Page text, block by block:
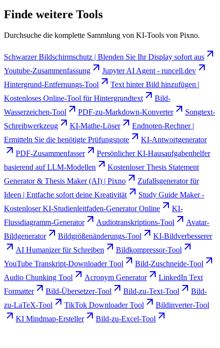
Finde weitere Tools
Durchsuche die komplette Sammlung von KI-Tools von Pixno.
Schwarzer Bildschirmschutz | Blenden Sie Ihr Display sofort aus
Youtube-Zusammenfassung
Jupyter AI Agent - runcell.dev
Hintergrund-Entfernungs-Tool
Text hinter Bild hinzufügen |
Kostenloses Online-Tool für Hintergrundtext
Bild-
Wasserzeichen-Tool
PDF-zu-Markdown-Konverter
Songtext-
Schreibwerkzeug
KI-Mathe-Löser
Endnoten-Rechner |
Ermitteln Sie die benötigte Prüfungsnote
KI-Antwortgenerator
PDF-Zusammenfasser
Persönlicher KI-Hausaufgabenhelfer
basierend auf LLM-Modellen
Kostenloser Thesis Statement
Generator & Thesis Maker (AI) | Pixno
Zufallsgenerator für
Ideen | Entfache sofort deine Kreativität
Study Guide Maker -
Kostenloser KI-Studienleitfaden-Generator Online
KI-
Flussdiagramm-Generator
Audiotranskriptions-Tool
Avatar-
Bildgenerator
Bildgrößenänderungs-Tool
KI-Bildverbesserer
AI Humanizer für Schreiben
Bildkompressor-Tool
YouTube Transkript-Downloader Tool
Bild-Zuschneide-Tool
Audio Chunking Tool
Acronym Generator
LinkedIn Text
Formatter
Bild-Übersetzer-Tool Bild-zu-Text-Tool
Bild-
zu-LaTeX-Tool
TikTok Downloader Tool
Bildinverter-Tool
KI Mindmap-Ersteller
Bild-zu-Excel-Tool